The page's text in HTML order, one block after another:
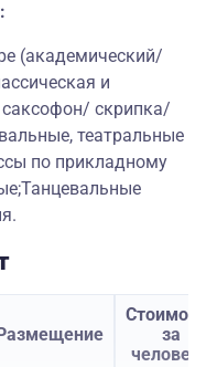
(академический/
и
скрипка/
театральные
по прикладному
Размещение
за